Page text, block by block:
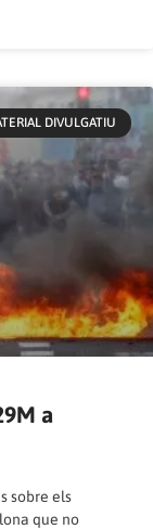
DIVULGATIU
a
sobre els
que no